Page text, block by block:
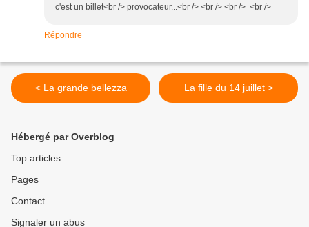
c'est un billet<br /> provocateur...<br /> <br /> <br /> <br />
Répondre
< La grande bellezza La fille du 14 juillet >
Hébergé par Overblog
Top articles
Pages
Contact
Signaler un abus